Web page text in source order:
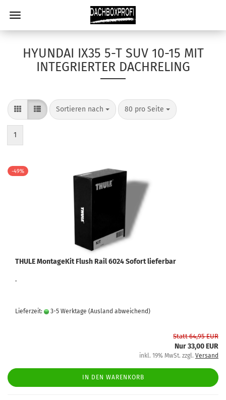
HYUNDAI IX35 5-T SUV 10-15 MIT
INTEGRIERTER DACHRELING
Sortieren nach 80 pro Seite
1
-49%
THULE MontageKit Flush Rail 6024 Sofort lieferbar
.
Lieferzeit: 3-5 Werktage (Ausland abweichend)
Statt 64,95 EUR
Nur 33,00 EUR
inkl. 19% MwSt. zzgl. Versand
IN DEN WARENKORB